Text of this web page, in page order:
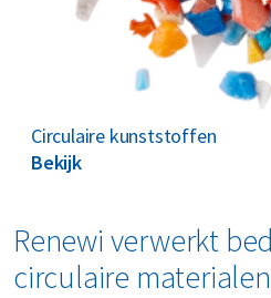
Circulaire kunststoffen
Bekijk
Renewi verwerkt
circulaire materialen